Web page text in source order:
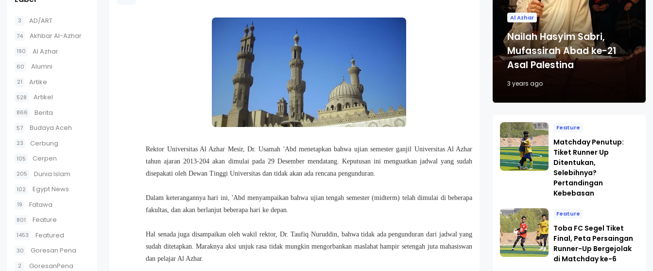
3 AD/ART
74 Akhbar Al-Azhar
190 Al Azhar
60 Alumni
21 Artike
528 Artikel
866 Berita
57 Budaya Aceh
23 Cerbung
105 Cerpen
205 Dunia Islam
102 Egypt News
19 Fatawa
801 Feature
1453 Featured
30 Goresan Pena
2 GoresanPena
Rektor Universitas Al Azhar Mesir, Dr. Usamah 'Abd menetapkan bahwa ujian semester ganjil Universitas Al Azhar
tahun ajaran 2013-204 akan dimulai pada 29 Desember mendatang. Keputusan ini menguatkan jadwal yang sudah
disepakati oleh Dewan Tinggi Universitas dan tidak akan ada rencana pengunduran.
Dalam keterangannya hari ini, 'Abd menyampaikan bahwa ujian tengah semester (midterm) telah dimulai di beberapa
fakultas, dan akan berlanjut beberapa hari ke depan.
Hal senada juga disampaikan oleh wakil rektor, Dr. Taufiq Nuruddin, bahwa tidak ada pengunduran dari jadwal yang
sudah ditetapkan. Maraknya aksi unjuk rasa tidak mungkin mengorbankan maslahat hampir setengah juta mahasiswan
dan pelajar Al Azhar.
Al Azhar
Nailah Hasyim Sabri,
Mufassirah Abad ke-21
Asal Palestina
3 years ago
Feature
Matchday Penutup:
Tiket Runner Up
Ditentukan,
Selebihnya?
Pertandingan
Kebebasan
Feature
Toba FC Segel Tiket
Final, Peta Persaingan
Runner-Up Bergejolak
di Matchday ke-6